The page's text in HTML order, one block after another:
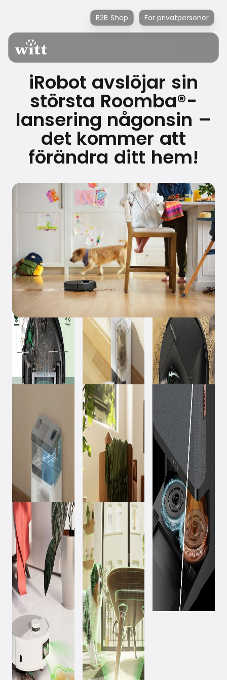
B2B Shop För privatpersoner
iRobot avslöjar sin
största Roomba®-
lansering någonsin –
det kommer att
förändra ditt hem!